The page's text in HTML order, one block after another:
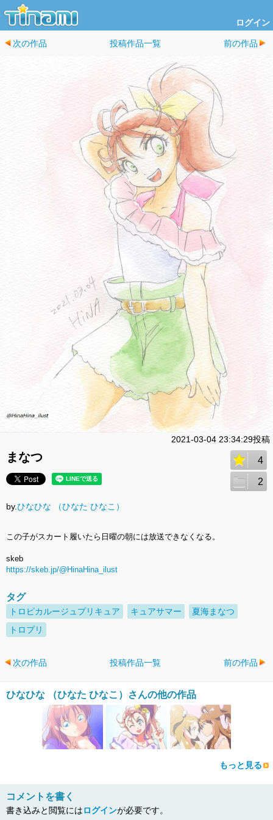
ログイン
次の作品 投稿作品一覧 前の作品
2021-03-04 23:34:29投稿
まなつ 4
2
by.ひなひな （ひなた ひなこ）
この子がスカート履いたら日曜の朝には放送できなくなる。
skeb
https://skeb.jp/@HinaHina_ilust
タグ
トロピカルージュプリキュア キュアサマー
夏海まなつ
トロプリ
次の作品 投稿作品一覧 前の作品
ひなひな （ひなた ひなこ）さんの他の作品
もっと見る
コメントを書く
書き込みと閲覧にはログインが必要です。